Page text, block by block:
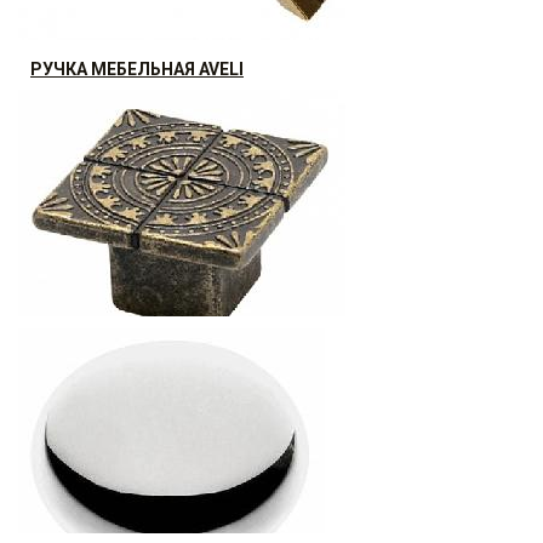
РУЧКА МЕБЕЛЬНАЯ AVELI
10.08р.
АКЦИЯ РАСПРОДАЖА (30%)
от 14.95